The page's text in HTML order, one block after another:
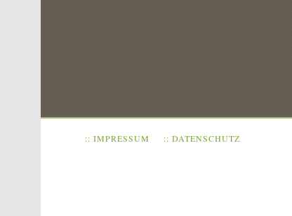
:: IMPRESSUM :: DATENSCHUTZ